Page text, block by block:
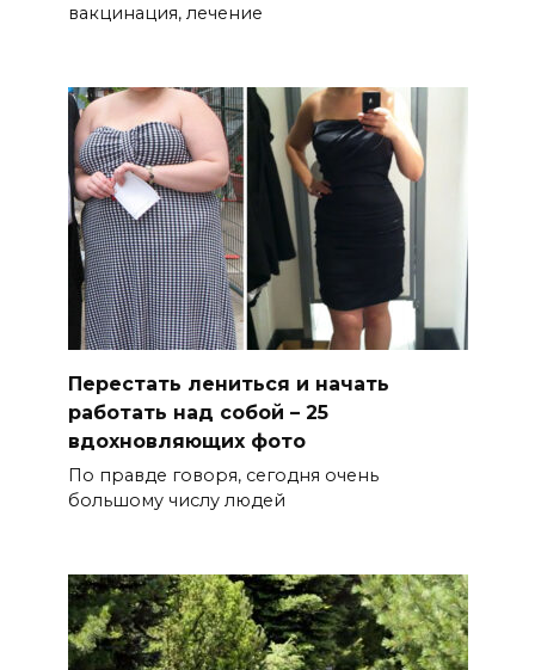
вакцинация, лечение
Перестать лениться и начать
работать над собой – 25
вдохновляющих фото
По правде говоря, сегодня очень
большому числу людей